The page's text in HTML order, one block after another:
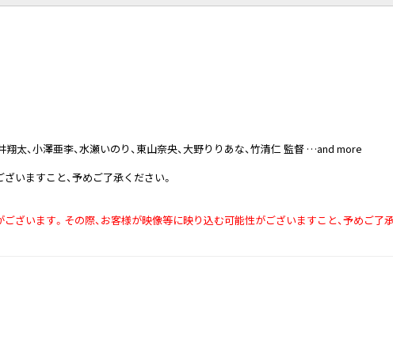
翔太、小澤亜李、水瀬いのり、東山奈央、大野りりあな、竹清仁 監督 …and more
ますこと、予めご了承ください。
ざいます。その際、お客様が映像等に映り込む可能性がございますこと、予めご了